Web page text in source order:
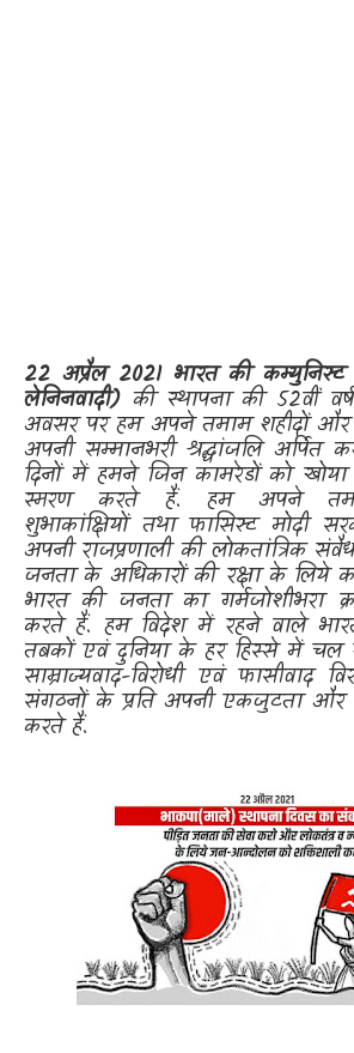
22अप्रैल 2021 भारत की कम्युनिस्ट
लेनिनवादी) की स्थापना की 52वीं
अवसर पर हम अपने तमाम शहीदों
अपनी सम्मानभरी श्रद्धांजलि
दिनों में हमने जिन कामरेडों को
स्मरण करते हैं. हम अपने
शुभाकांक्षियों तथा फासिस्ट मोदी
अपनी राजप्रणाली की लोकतांत्रिक
जनता के अधिकारों की रक्षा के लिये
भारत की जनता का गर्मजोशीभरा
करते हैं. हम विदेश में रहने वाले
तबकों एवं दुनिया के हर हिस्से में चल
साम्राज्यवाद-विरोधी एवं फासीवाद
संगठनों के प्रति अपनी एकजुटता और
करते हैं.